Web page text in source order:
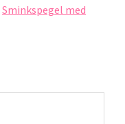
Sminkspegel med